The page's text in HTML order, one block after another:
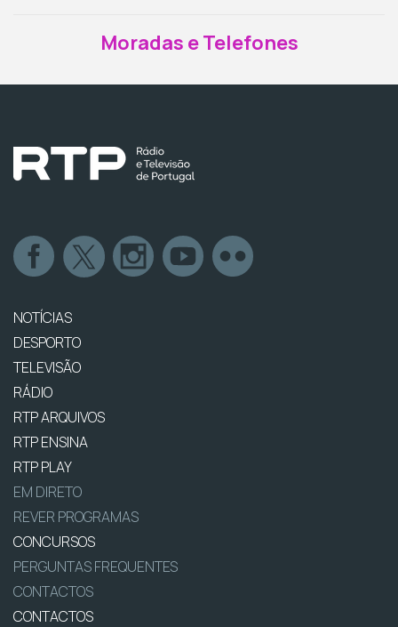
Moradas e Telefones
NOTÍCIAS
DESPORTO
TELEVISÃO
RÁDIO
RTP ARQUIVOS
RTP ENSINA
RTP PLAY
EM DIRETO
REVER PROGRAMAS
CONCURSOS
PERGUNTAS FREQUENTES
CONTACTOS
CONTACTOS